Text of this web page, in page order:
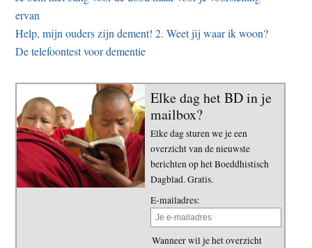
ervan
Help, mijn ouders zijn dement! 2. Weet jij waar ik woon?
De telefoontest voor dementie
Elke dag het BD in je
mailbox?
Elke dag sturen we je een
overzicht van de nieuwste
berichten op het Boeddhistisch
Dagblad. Gratis.
E-mailadres:
Wanneer wil je het overzicht